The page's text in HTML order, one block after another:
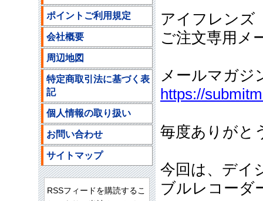
アイフレン
ご注文専用メ
メールマガジ
https://
毎度ありがと
今回は、デイ
ブルレコーダ
ポイントご利用規定
会社概要
周辺地図
特定商取引法に基づく表
記
個人情報の取り扱い
お問い合わせ
サイトマップ
RSSフィードを購読するこ